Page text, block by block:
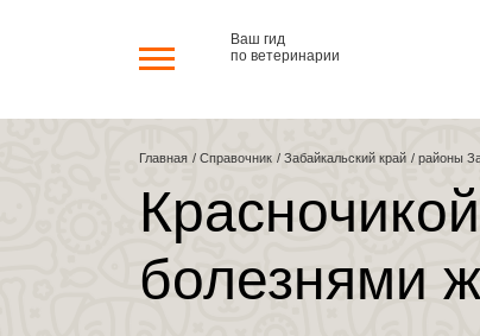
Ваш гид
по ветеринарии
Главная Справочник Забайкальский край районы
болезнями